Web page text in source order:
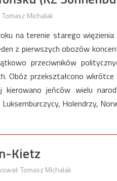
Michalak
na terenie starego więzienia
z pierwszych obozów
przeciwników
Obóz przekształcono
kierowano jeńców wielu
Holendrzy,
Kietz
Tomasz Michalak